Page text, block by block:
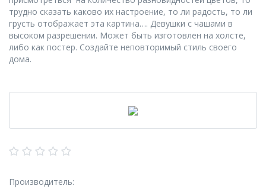
трудно сказать каково их настроение, то ли радость, то ли
грусть отображает эта картина…. Девушки с чашами в
высоком разрешении. Может быть изготовлен на холсте,
либо как постер. Создайте неповторимый стиль своего
дома.
Производитель: